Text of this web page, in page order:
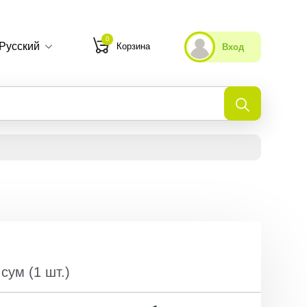
Русский
0
Корзина Вход
сум (1 шт.)